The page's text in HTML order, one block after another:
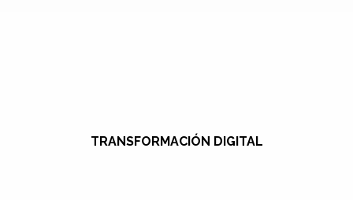
TRANSFORMACIÓN DIGITAL